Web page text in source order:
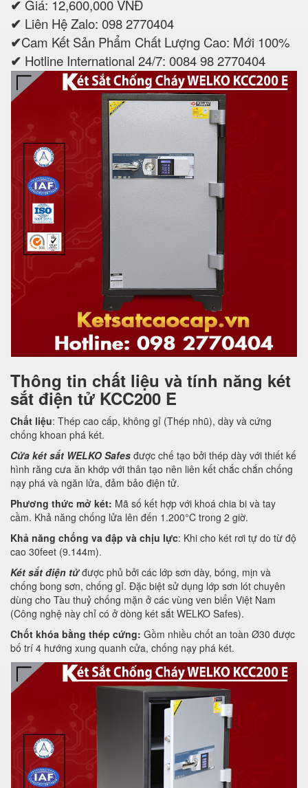
✔ Giá: 12,600,000 VNĐ
✔ Liên Hệ Zalo: 098 2770404
✔Cam Kết Sản Phẩm Chất Lượng Cao: Mới 100%
✔ Hotline International 24/7: 0084 98 2770404
Thông tin chất liệu và tính năng két
sắt điện tử KCC200 E
Chất liệu: Thép cao cấp, không gỉ (Thép nhũ), dày và cứng
chống khoan phá két.
Cửa két sắt WELKO Safes được chế tạo bởi thép dày với thiết kế
hình răng cưa ăn khớp với thân tạo nên liên kết chắc chắn chống
nạy phá và ngăn lửa, đảm bảo điện tử.
Phương thức mở két: Mã số kết hợp với khoá chia bi và tay
cầm. Khả năng chống lửa lên đến 1.200°C trong 2 giờ.
Khả năng chống va đập và chịu lực: Khi cho két rơi tự do từ độ
cao 30feet (9.144m).
Két sắt điện tửđược phủ bởi các lớp sơn dày, bóng, mịn và
chống bong sơn, chống gỉ. Đặc biệt sử dụng lớp sơn lót chuyên
dùng cho Tàu thuỷ chống mặn ở các vùng ven biển Việt Nam
(Công nghệ này chỉ có ở dòng két sắt WELKO Safes).
Chốt khóa bằng thép cứng: Gồm nhiều chốt an toàn Ø30 được
bố trí 4 hướng xung quanh cửa, chống nạy phá két.